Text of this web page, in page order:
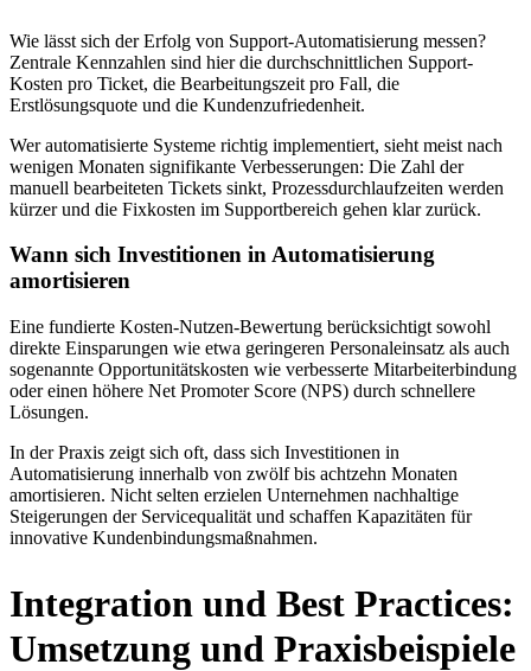
Wie lässt sich der Erfolg von Support-Automatisierung messen?
Zentrale Kennzahlen sind hier die durchschnittlichen Support-
Kosten pro Ticket, die Bearbeitungszeit pro Fall, die
Erstlösungsquote und die Kundenzufriedenheit.
Wer automatisierte Systeme richtig implementiert, sieht meist nach
wenigen Monaten signifikante Verbesserungen: Die Zahl der
manuell bearbeiteten Tickets sinkt, Prozessdurchlaufzeiten werden
kürzer und die Fixkosten im Supportbereich gehen klar zurück.
Wann sich Investitionen in Automatisierung
amortisieren
Eine fundierte Kosten-Nutzen-Bewertung berücksichtigt sowohl
direkte Einsparungen wie etwa geringeren Personaleinsatz als auch
sogenannte Opportunitätskosten wie verbesserte Mitarbeiterbindung
oder einen höhere Net Promoter Score (NPS) durch schnellere
Lösungen.
In der Praxis zeigt sich oft, dass sich Investitionen in
Automatisierung innerhalb von zwölf bis achtzehn Monaten
amortisieren. Nicht selten erzielen Unternehmen nachhaltige
Steigerungen der Servicequalität und schaffen Kapazitäten für
innovative Kundenbindungsmaßnahmen.
Integration und Best Practices:
Umsetzung und Praxisbeispiele